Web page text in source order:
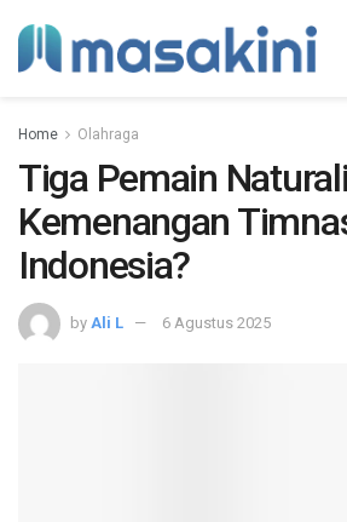
Home Olahraga
Tiga Pemain
Kemenangan
Indonesia?
by Ali L 6 Agustus 2025